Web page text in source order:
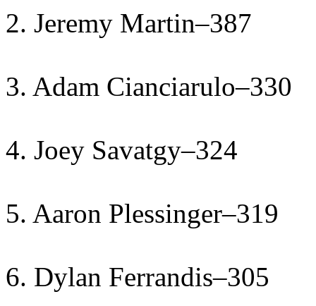
2. Jeremy Martin–387
3. Adam Cianciarulo–330
4. Joey Savatgy–324
5. Aaron Plessinger–319
6. Dylan Ferrandis–305